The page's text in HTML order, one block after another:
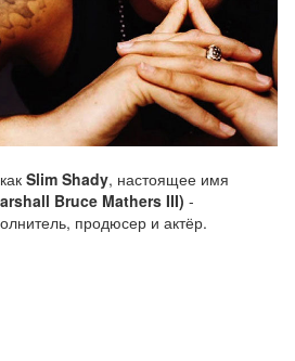
Slim Shady, настоящее имя
Bruce Mathers III) -
продюсер и актёр.